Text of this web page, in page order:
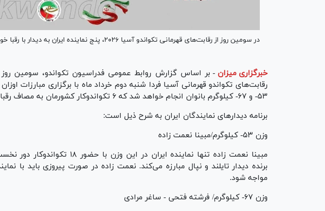
در سومین روز از رقابت‌های قهرمانی تکواندو آسیا ۲۰۲۶، پنج نماینده ایران به دیدار با رقبا خواهند رفت.
خبرگزاری میزان - بر اساس گزارش روابط عمومی فدراسیون تکواندو، سومین
۵۳- و ۶۷- کیلوگرم بانوان انجام خواهد شد که ۶ تکواندوکار کشورمان به مصاف رقبای خود می‌روند.
برنامه دیدار‌های نمایندگان ایران به شرح ذیل است:
وزن ۵۳- کیلوگرم/مبینا نعمت زاده
مبینا نعمت زاده تنها نماینده ایران در
برنده دیدار تایلند و نپال مبارزه می‌کند. نعمت زاده در صورت پیروزی باید با
مواجه شود.
وزن ۶۷- کیلوگرم/ فرشته فتحی - ساغر مرادی